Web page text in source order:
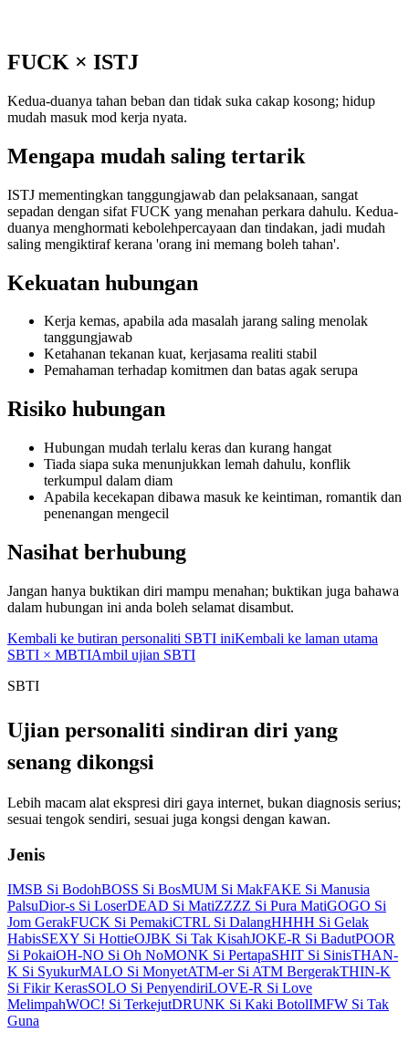
FUCK × ISTJ
Kedua-duanya tahan beban dan tidak suka cakap kosong; hidup
mudah masuk mod kerja nyata.
Mengapa mudah saling tertarik
ISTJ mementingkan tanggungjawab dan pelaksanaan, sangat
sepadan dengan sifat FUCK yang menahan perkara dahulu. Kedua-
duanya menghormati kebolehpercayaan dan tindakan, jadi mudah
saling mengiktiraf kerana 'orang ini memang boleh tahan'.
Kekuatan hubungan
Kerja kemas, apabila ada masalah jarang saling menolak
tanggungjawab
Ketahanan tekanan kuat, kerjasama realiti stabil
Pemahaman terhadap komitmen dan batas agak serupa
Risiko hubungan
Hubungan mudah terlalu keras dan kurang hangat
Tiada siapa suka menunjukkan lemah dahulu, konflik
terkumpul dalam diam
Apabila kecekapan dibawa masuk ke keintiman, romantik dan
penenangan mengecil
Nasihat berhubung
Jangan hanya buktikan diri mampu menahan; buktikan juga bahawa
dalam hubungan ini anda boleh selamat disambut.
Kembali ke butiran personaliti SBTI iniKembali ke laman utama
SBTI × MBTIAmbil ujian SBTI
SBTI
Ujian personaliti sindiran diri yang
senang dikongsi
Lebih macam alat ekspresi diri gaya internet, bukan diagnosis serius;
sesuai tengok sendiri, sesuai juga kongsi dengan kawan.
Jenis
IMSB Si BodohBOSS Si BosMUM Si MakFAKE Si Manusia
PalsuDior-s Si LoserDEAD Si MatiZZZZ Si Pura MatiGOGO Si
Jom GerakFUCK Si PemakiCTRL Si DalangHHHH Si Gelak
HabisSEXY Si HottieOJBK Si Tak KisahJOKE-R Si BadutPOOR
Si PokaiOH-NO Si Oh NoMONK Si PertapaSHIT Si SinisTHAN-
K Si SyukurMALO Si MonyetATM-er Si ATM BergerakTHIN-K
Si Fikir KerasSOLO Si PenyendiriLOVE-R Si Love
MelimpahWOC! Si TerkejutDRUNK Si Kaki BotolIMFW Si Tak
Guna